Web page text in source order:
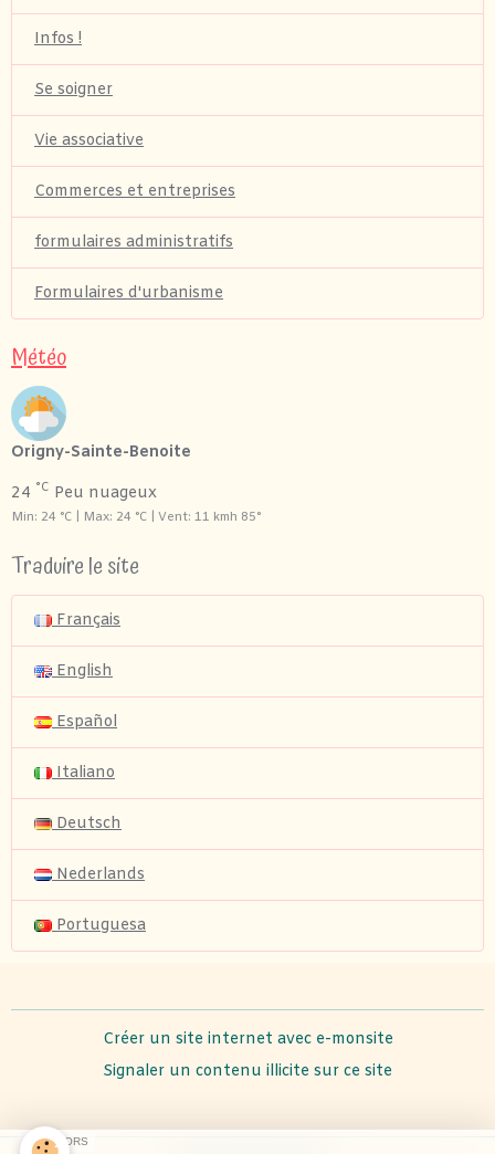
Infos !
Se soigner
Vie associative
Commerces et entreprises
formulaires administratifs
Formulaires d'urbanisme
Météo
Origny-Sainte-Benoite
24 °C Peu nuageux
Min: 24 °C | Max: 24 °C | Vent: 11 kmh 85°
Traduire le site
Français
English
Español
Italiano
Deutsch
Nederlands
Portuguesa
Créer un site internet avec e-monsite
Signaler un contenu illicite sur ce site
SPONSORS